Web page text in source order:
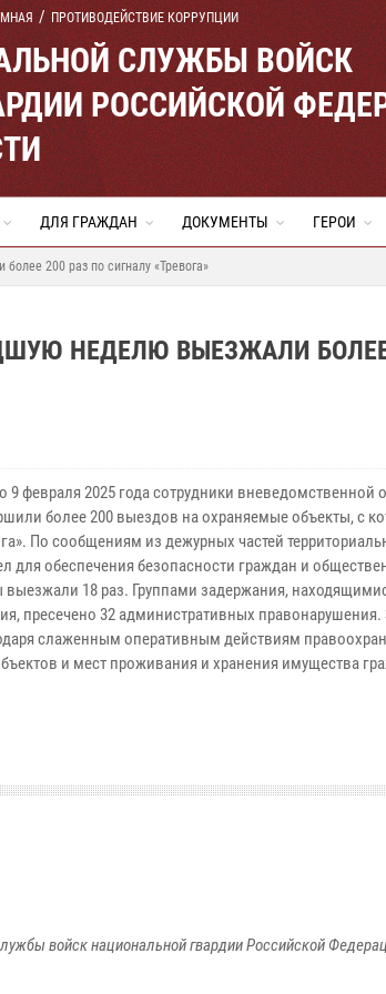
ПРОТИВОДЕЙСТВИЕ КОРРУПЦИИ
СЛУЖБЫ ВОЙСК
РОССИЙСКОЙ
ДЛЯ ГРАЖДАН ДОКУМЕНТЫ ГЕРОИ
200 раз по сигналу «Тревога»
НЕДЕЛЮ ВЫЕЗЖАЛИ БОЛЕЕ
9 февраля 2025 года сотрудники вневедомственной
более 200 выездов на охраняемые объекты, с
По сообщениям из дежурных частей
для обеспечения безопасности граждан и
выезжали 18 раз. Группами задержания,
пресечено 32 административных
слаженным оперативным действиям
и мест проживания и хранения имущества
войск национальной гвардии Российской